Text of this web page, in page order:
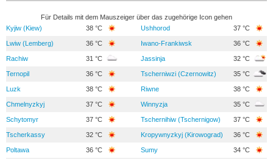
Für Details mit dem Mauszeiger über das zugehörige Icon gehen
Kyjiw (Kiew)
38 °C Ushhorod 37 °C
Lwiw (Lemberg) 36 °C Iwano-Frankiwsk 36 °C
Rachiw 31 °C Jassinja 32 °C
Ternopil 36 °C Tscherniwzi (Czernowitz) 35 °C
Luzk 38 °C Riwne 38 °C
Chmelnyzkyj 37 °C Winnyzja 35 °C
Schytomyr 37 °C Tschernihiw (Tschernigow) 37 °C
Tscherkassy 32 °C Kropywnyzkyj (Kirowograd) 36 °C
Poltawa 36 °C Sumy 34 °C